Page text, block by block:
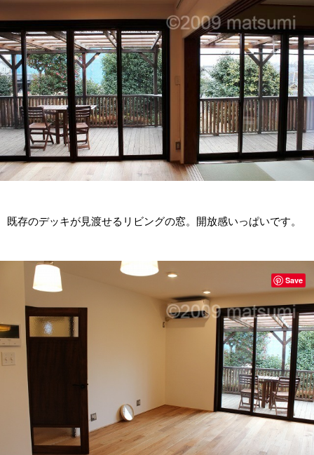
既存のデッキが見渡せるリビングの窓。開放感いっぱいです。
Save